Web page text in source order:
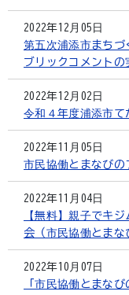
2022年12月05日
第五次浦添市まちづ
ブリックコメントの
2022年12月02日
令和４年度浦添市て
2022年11月05日
市民協働とまなび
2022年11月04日
【無料】親子でキ
会（市民協働とまな
2022年10月07日
「市民協働とまな